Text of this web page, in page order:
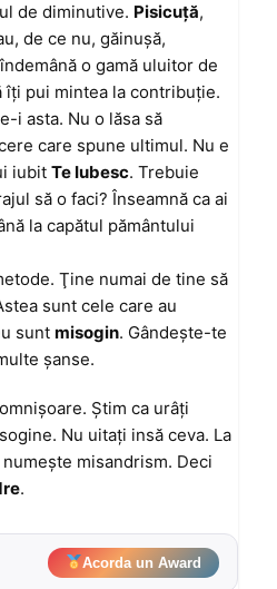
de diminutive. Pisicuţă,
de ce nu, găinuşă,
o gamă uluitor de
îţi pui mintea la contribuţie.
i asta. Nu o lăsa să
care spune ultimul. Nu e
iubit Te Iubesc. Trebuie
să o faci? Înseamnă ca ai
la capătul pământului
Ţine numai de tine să
sunt cele care au
sunt misogin. Gândeşte-te
şanse.
Ştim ca urâţi
Nu uitaţi insă ceva. La
misandrism. Deci
.
Acorda un Award